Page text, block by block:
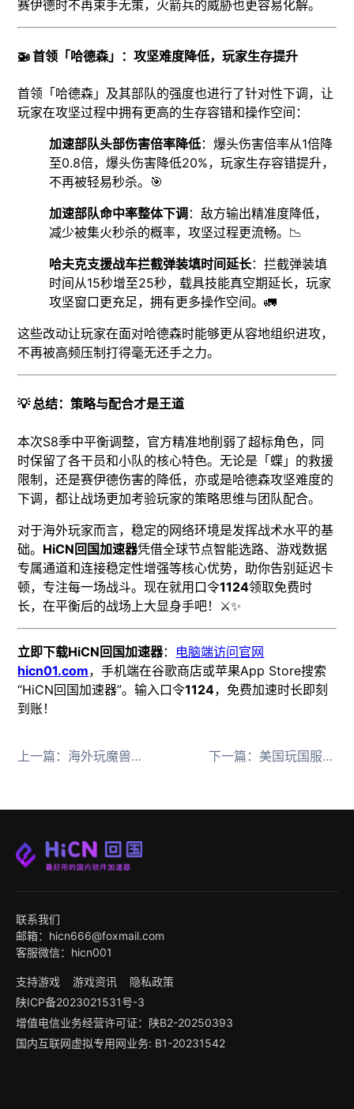
赛伊德时不再束手无策，火箭兵的威胁也更容易化解。
🚁 首领「哈德森」：攻坚难度降低，玩家生存提升
首领「哈德森」及其部队的强度也进行了针对性下调，让
玩家在攻坚过程中拥有更高的生存容错和操作空间：
加速部队头部伤害倍率降低：爆头伤害倍率从1倍降
至0.8倍，爆头伤害降低20%，玩家生存容错提升，
不再被轻易秒杀。🎯
加速部队命中率整体下调 ：敌方输出精准度降低，
减少被集火秒杀的概率，攻坚过程更流畅。📉
哈夫克支援战车拦截弹装填时间延长：拦截弹装填
时间从15秒增至25秒，载具技能真空期延长，玩家
攻坚窗口更充足，拥有更多操作空间。🚛
这些改动让玩家在面对哈德森时能够更从容地组织进攻，
不再被高频压制打得毫无还手之力。
💡 总结：策略与配合才是王道
本次S8季中平衡调整，官方精准地削弱了超标角色，同
时保留了各干员和小队的核心特色。无论是「蝶」的救援
限制，还是赛伊德伤害的降低，亦或是哈德森攻坚难度的
下调，都让战场更加考验玩家的策略思维与团队配合。
对于海外玩家而言，稳定的网络环境是发挥战术水平的基
础。 HiCN回国加速器凭借全球节点智能选路、游戏数据
专属通道和连接稳定性增强等核心优势，助你告别延迟卡
顿，专注每一场战斗。现在就用口令1124领取免费时
长，在平衡后的战场上大显身手吧！⚔️✨
立即下载HiCN回国加速器： 电脑端访问官网
hicn01.com，手机端在谷歌商店或苹果App Store搜索
“HiCN回国加速器”。输入口令1124，免费加速时长即刻
到账！
上一篇： 海外玩魔兽世界时光服用HiCN回国加速器畅享随机本 下一篇： 美国玩国服游戏总掉线用HiCN回国加速器秒连
联系我们
邮箱：hicn666@foxmail.com
客服微信：hicn001
支持游戏 游戏资讯
隐私政策
陕ICP备2023021531号-3
增值电信业务经营许可证：陕B2-20250393
国内互联网虚拟专用网业务: B1-20231542